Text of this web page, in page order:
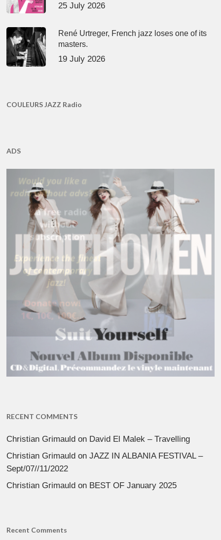
25 July 2026
René Urtreger, French jazz loses one of its
masters.
19 July 2026
COULEURS JAZZ Radio
ADS
RECENT COMMENTS
Christian Grimauld on David El Malek – Travelling
Christian Grimauld onJAZZ IN ALBANIA FESTIVAL –
Sept/07//11/2022
Christian Grimauld on BEST OF January 2025
Recent Comments